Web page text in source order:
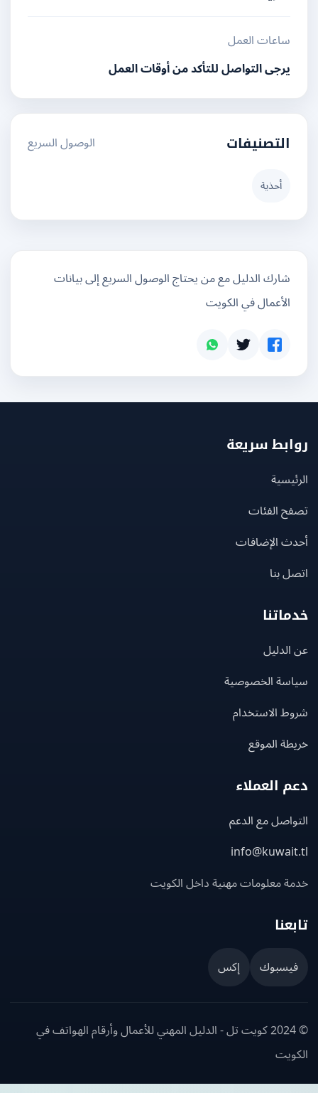
ساعات العمل
يرجى التواصل للتأكد من أوقات العمل
التصنيفات الوصول السريع
شارك الدليل مع من يحتاج الوصول السريع إلى بيانات
الأعمال في الكويت
سريعة
الفئات
الإضافات
بنا
الخصوصية
الاستخدام
الموقع
العملاء
مع الدعم
معلومات مهنية داخل الكويت
إكس
© 2024 كويت تل - الدليل المهني للأعمال وأرقام الهواتف في